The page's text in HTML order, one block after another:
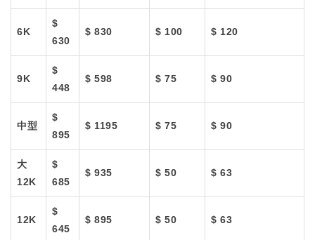
6K
$
630
$ 830 $ 100 $ 120
9K
$
448
$ 598 $ 75 $ 90
中型
$
895
$ 1195 $ 75 $ 90
大
12K
$
685
$ 935 $ 50 $ 63
12K
$
645
$ 895 $ 50 $ 63